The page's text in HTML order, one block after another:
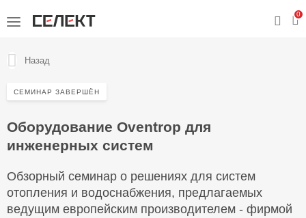
0
Назад
СЕМИНАР ЗАВЕРШЁН
Оборудование Oventrop для
инженерных систем
Обзорный семинар о решениях для систем
отопления и водоснабжения, предлагаемых
ведущим европейским производителем - фирмой